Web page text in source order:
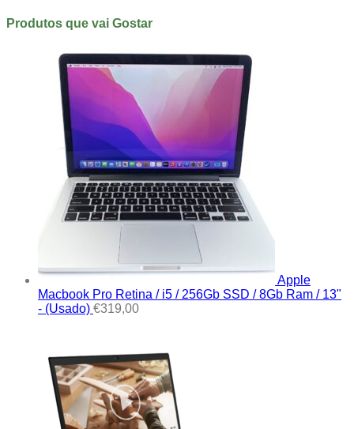
Produtos que vai Gostar
Apple
Macbook Pro Retina / i5 / 256Gb SSD / 8Gb Ram / 13"
- (Usado) €319,00